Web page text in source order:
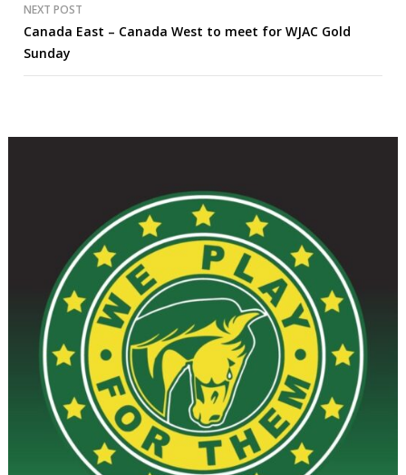
NEXT POST
Canada East – Canada West to meet for WJAC Gold
Sunday